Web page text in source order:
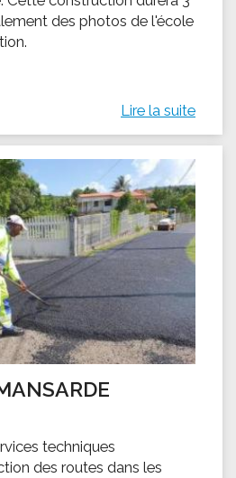
des photos de l'école
Lire la suite
techniques
des routes dans les